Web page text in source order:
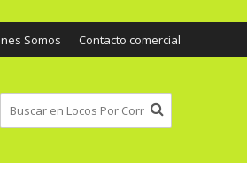
Somos Contacto comercial